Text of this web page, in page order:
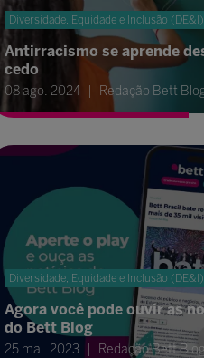
Diversidade, Equidade e Inclusão (DE&I)
Antirracismo se aprende
cedo
08 ago. 2024 Redação Bett
Diversidade, Equidade e Inclusão (DE&I)
Agora você pode ouvir as
do Bett Blog
25 mai. 2023 Redação Bett Blog